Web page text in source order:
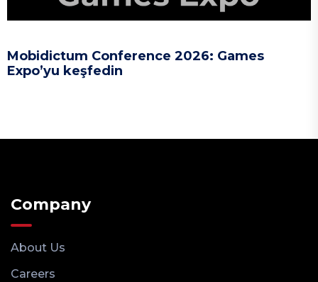
Mobidictum Conference 2026: Games
Expo’yu keşfedin
Company
About Us
Careers